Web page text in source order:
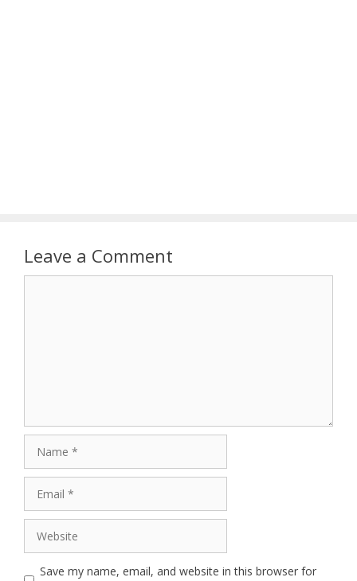
Leave a Comment
Website
Save my name, email, and website in this browser for